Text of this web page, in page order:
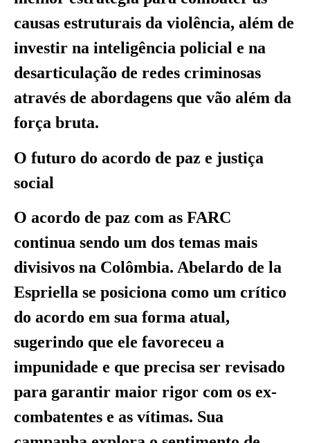
causas estruturais da violência, além de
investir na inteligência policial e na
desarticulação de redes criminosas
através de abordagens que vão além da
força bruta.
O futuro do acordo de paz e justiça
social
O acordo de paz com as FARC
continua sendo um dos temas mais
divisivos na Colômbia. Abelardo de la
Espriella se posiciona como um crítico
do acordo em sua forma atual,
sugerindo que ele favoreceu a
impunidade e que precisa ser revisado
para garantir maior rigor com os ex-
combatentes e as vítimas. Sua